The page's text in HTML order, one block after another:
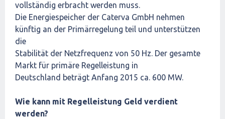
vollständig erbracht werden muss.
Die Energiespeicher der Caterva GmbH nehmen
künftig an der Primärregelung teil und unterstützen
die
Stabilität der Netzfrequenz von 50 Hz. Der gesamte
Markt für primäre Regelleistung in
Deutschland beträgt Anfang 2015 ca. 600 MW.
Wie kann mit Regelleistung Geld verdient
werden?